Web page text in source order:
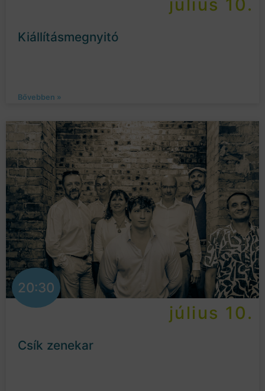
július 10.
Kiállításmegnyitó
Bővebben »
20:30
július 10.
Csík zenekar